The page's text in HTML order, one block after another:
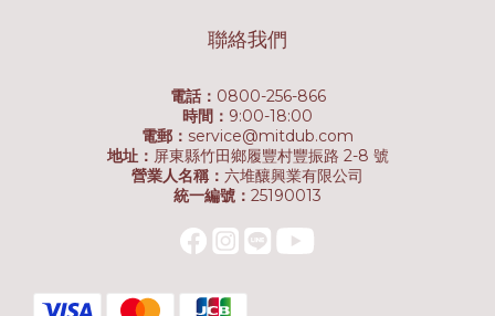
聯絡我們
電話： 0800-256-866
時間： 9:00-18:00
電郵： service@mitdub.com
地址： 屏東縣竹田鄉履豐村豐振路 2-8 號
營業人名稱： 六堆釀興業有限公司
統一編號： 25190013